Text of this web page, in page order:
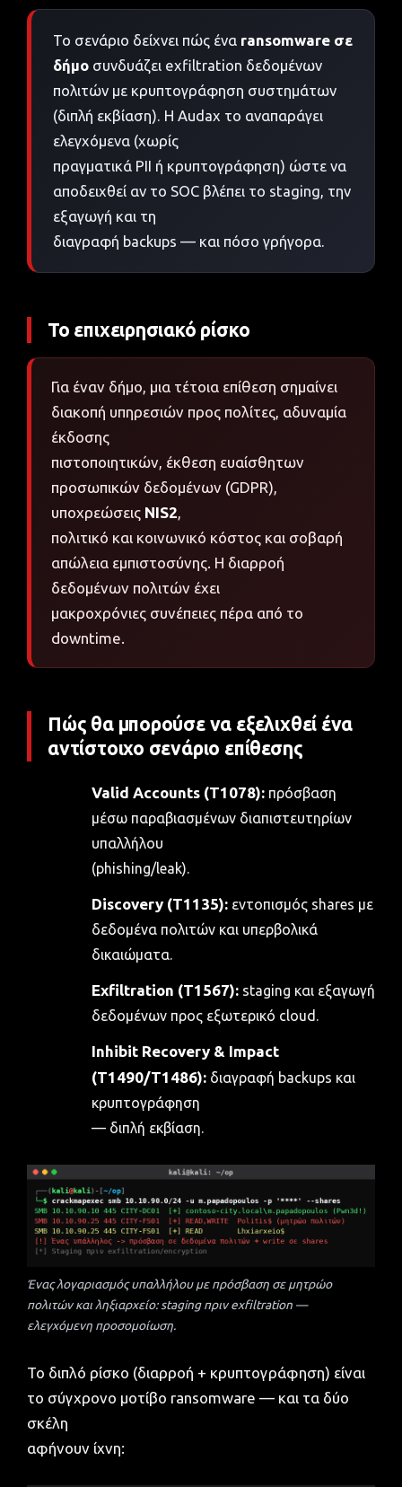
Το σενάριο δείχνει πώς ένα ransomware σε
δήμο συνδυάζει exfiltration δεδομένων
πολιτών με κρυπτογράφηση συστημάτων
(διπλή εκβίαση). Η Audax το αναπαράγει
ελεγχόμενα (χωρίς
πραγματικά PII ή κρυπτογράφηση) ώστε να
αποδειχθεί αν το SOC βλέπει το staging, την
εξαγωγή και τη
διαγραφή backups — και πόσο γρήγορα.
Το επιχειρησιακό ρίσκο
Για έναν δήμο, μια τέτοια επίθεση σημαίνει
διακοπή υπηρεσιών προς πολίτες, αδυναμία
έκδοσης
πιστοποιητικών, έκθεση ευαίσθητων
προσωπικών δεδομένων (GDPR),
υποχρεώσεις NIS2
πολιτικό και κοινωνικό κόστος και σοβαρή
απώλεια εμπιστοσύνης. Η διαρροή
δεδομένων πολιτών έχει
μακροχρόνιες συνέπειες πέρα από το
downtime.
Πώς θα μπορούσε να εξελιχθεί ένα
αντίστοιχο σενάριο επίθεσης
Valid Accounts (T1078):πρόσβαση
μέσω παραβιασμένων διαπιστευτηρίων
υπαλλήλου
(phishing/leak).
Discovery (T1135):εντοπισμός shares με
δεδομένα πολιτών και υπερβολικά
δικαιώματα.
Exfiltration (T1567):staging και εξαγωγή
δεδομένων προς εξωτερικό cloud.
Inhibit Recovery & Impact
(T1490/T1486):διαγραφή backups και
κρυπτογράφηση
— διπλή εκβίαση.
Ένας λογαριασμός υπαλλήλου με πρόσβαση σε μητρώο
πολιτών και ληξιαρχείο: staging πριν exfiltration —
ελεγχόμενη προσομοίωση.
Το διπλό ρίσκο (διαρροή + κρυπτογράφηση) είναι
το σύγχρονο μοτίβο ransomware — και τα δύο
σκέλη
αφήνουν ίχνη: